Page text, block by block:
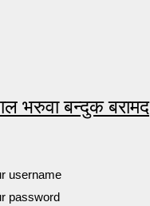
भरुवा बन्दुक बरामद
username
password